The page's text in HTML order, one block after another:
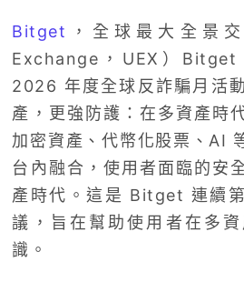
Bitget
，全球最大全景
Exchange，UEX）
2026 年度全球反詐騙月活
產，更強防護：在多資產時
加密資產、代幣化股票、AI
台內融合，使用者面臨的安
產時代。這是 Bitget 連續
議，旨在幫助使用者在多
識。